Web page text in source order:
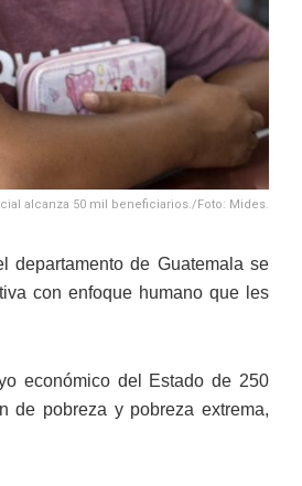
alcanza 50 mil beneficiarios./Foto: Mides.
departamento de Guatemala se
con enfoque humano que les
económico del Estado de 250
de pobreza y pobreza extrema,